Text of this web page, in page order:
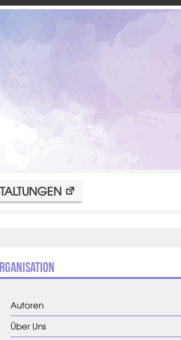
Autoren
Über Uns